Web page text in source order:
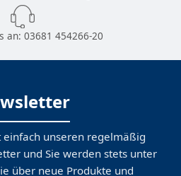
an: 03681 454266-20
einfach unseren regelmäßig
und Sie werden stets unter
über neue Produkte und